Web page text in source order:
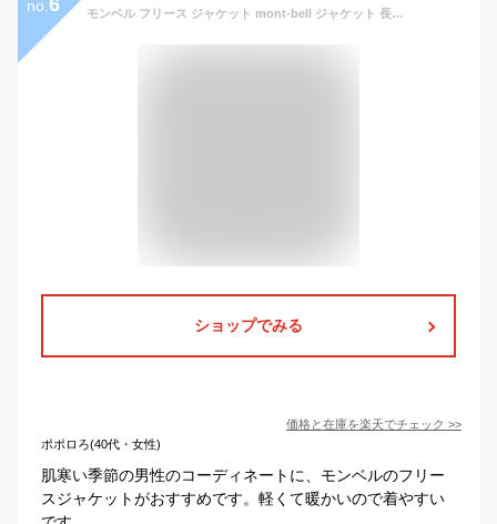
no. モンベル フリース ジャケット mont-bell ジャケット 長袖 メンズ ユニセックス シャミース フロントジッパー キャンプ アウトドア 登山 スポーツ ランニング 釣り カラー 送料無料 1114881 もんべる fleece
ショップでみる
価格と在庫を楽天でチェック >>
ポポロろ(40代・女性)
肌寒い季節の男性のコーディネートに、モンベルのフリー
スジャケットがおすすめです。軽くて暖かいので着やすい